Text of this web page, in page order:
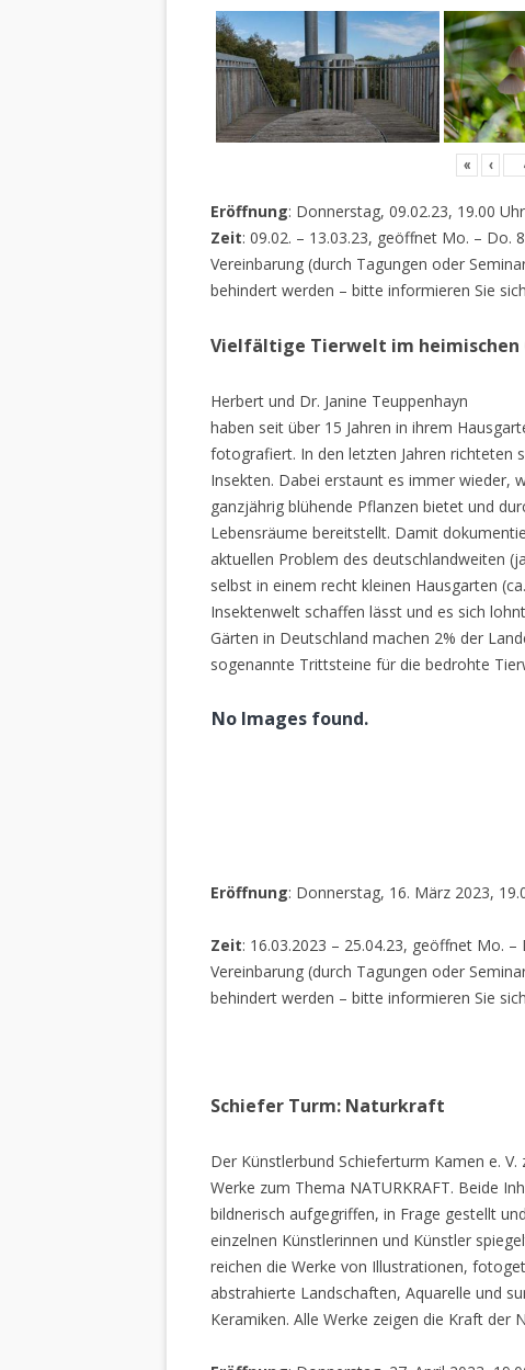
« ‹
Eröffnung: Donnerstag, 09.02.23, 19.00 Uhr
Zeit: 09.02. – 13.03.23, geöffnet Mo. – Do.
Vereinbarung (durch Tagungen oder
behindert werden – bitte informieren Sie
Vielfältige Tierwelt im heimischen
Herbert und Dr. Janine Teuppenhayn
haben seit über 15 Jahren in ihrem
fotografiert. In den letzten Jahren richteten
Insekten. Dabei erstaunt es immer wieder,
ganzjährig blühende Pflanzen bietet und
Lebensräume bereitstellt. Damit
aktuellen Problem des deutschlandweiten
selbst in einem recht kleinen Hausgarten
Insektenwelt schaffen lässt und es sich
Gärten in Deutschland machen 2% der
sogenannte Trittsteine für die bedrohte
No Images found.
Eröffnung: Donnerstag, 16. März 2023,
Zeit: 16.03.2023 – 25.04.23, geöffnet Mo.
Vereinbarung (durch Tagungen oder
behindert werden – bitte informieren Sie
Schiefer Turm: Naturkraft
Der Künstlerbund Schieferturm Kamen e.
Werke zum Thema NATURKRAFT. Beide
bildnerisch aufgegriffen, in Frage gestellt
einzelnen Künstlerinnen und Künstler
reichen die Werke von Illustrationen,
abstrahierte Landschaften, Aquarelle und
Keramiken. Alle Werke zeigen die Kraft der